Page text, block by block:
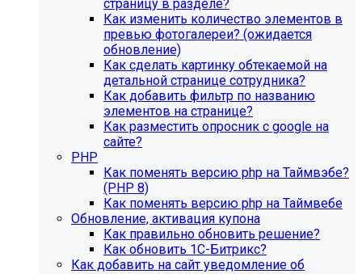
страницу в разделе?
Как изменить количество элементов в
превью фотогалереи? (ожидается
обновление)
Как сделать картинку обтекаемой на
детальной странице сотрудника?
Как добавить фильтр по названию
элементов на странице?
Как разместить опросник с google на
сайте?
PHP
Как поменять версию php на Таймвэбе?
(PHP 8)
Как поменять версию php на Таймвебе
Обновление, активация купона
Как правильно обновить решение?
Как обновить 1С-Битрикс?
Как добавить на сайт уведомление об